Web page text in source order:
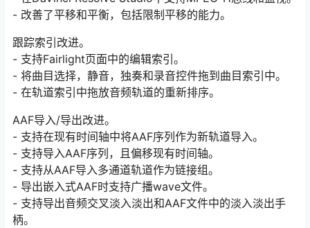
- 改善了平移和平衡，包括限制平移的能力。
跟踪索引改进。
- 支持Fairlight页面中的编辑索引。
- 将曲目选择，静音，独奏和录音控件拖到曲目索引中。
- 在轨道索引中拖放音频轨道的重新排序。
AAF导入/导出改进。
- 支持在现有时间轴中将AAF序列作为新轨道导入。
- 支持导入AAF序列，且偏移现有时间轴。
- 支持从AAF导入多通道轨道作为链接组。
- 导出嵌入式AAF时支持广播wave文件。
- 支持导出音频交叉淡入淡出和AAF文件中的淡入淡出手
柄。